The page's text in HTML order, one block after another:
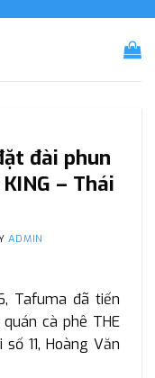
đài phun
– Thái
ADMIN
Tafuma đã tiến
cà phê THE
11, Hoàng Văn